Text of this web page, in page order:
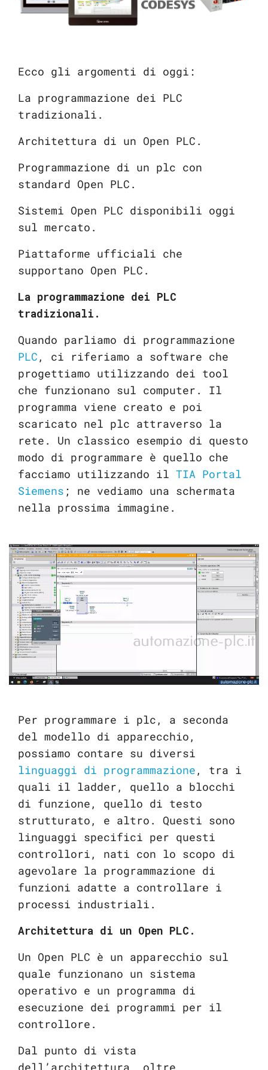
Ecco gli argomenti di oggi:
La programmazione dei PLC
tradizionali.
Architettura di un Open PLC.
Programmazione di un plc con
standard Open PLC.
Sistemi Open PLC disponibili oggi
sul mercato.
Piattaforme ufficiali che
supportano Open PLC.
La programmazione dei PLC
tradizionali.
Quando parliamo di programmazione
PLC, ci riferiamo a software che
progettiamo utilizzando dei tool
che funzionano sul computer. Il
programma viene creato e poi
scaricato nel plc attraverso la
rete. Un classico esempio di questo
modo di programmare è quello che
facciamo utilizzando il TIA Portal
Siemens ; ne vediamo una schermata
nella prossima immagine.
Per programmare i plc, a seconda
del modello di apparecchio,
possiamo contare su diversi
linguaggi di programmazione, tra i
quali il ladder, quello a blocchi
di funzione, quello di testo
strutturato, e altro. Questi sono
linguaggi specifici per questi
controllori, nati con lo scopo di
agevolare la programmazione di
funzioni adatte a controllare i
processi industriali.
Architettura di un Open PLC.
Un Open PLC è un apparecchio sul
quale funzionano un sistema
operativo e un programma di
esecuzione dei programmi per il
controllore.
Dal punto di vista